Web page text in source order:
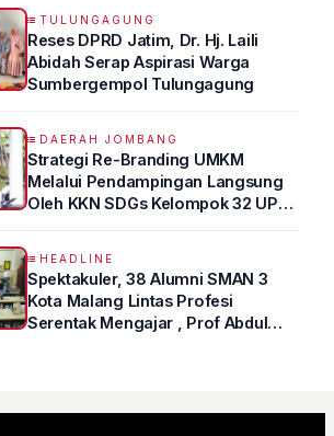
TULUNGAGUNG
Reses DPRD Jatim, Dr. Hj. Laili
Abidah Serap Aspirasi Warga
Sumbergempol Tulungagung
DAERAH JOMBANG
Strategi Re-Branding UMKM
Melalui Pendampingan Langsung
Oleh KKN SDGs Kelompok 32 UPN
HEADLINE
Spektakuler, 38 Alumni SMAN 3
Kota Malang Lintas Profesi
Serentak Mengajar , Prof Abdul